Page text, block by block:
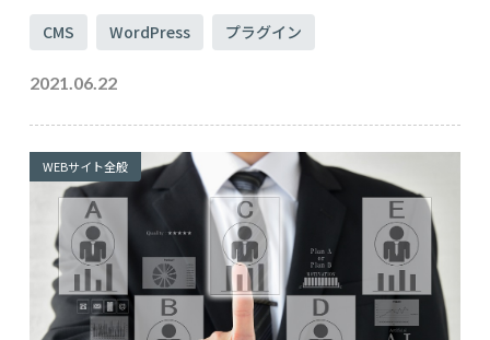
CMS WordPress プラグイン
2021.06.22
WEBサイト全般